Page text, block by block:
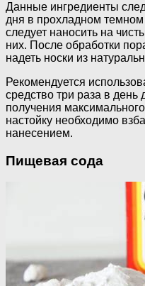
Данные ингредиенты
дня в прохладном
следует наносить на
них. После обработки
надеть носки из
Рекомендуется
средство три раза в
получения
настойку необходимо
нанесением.
Пищевая сода